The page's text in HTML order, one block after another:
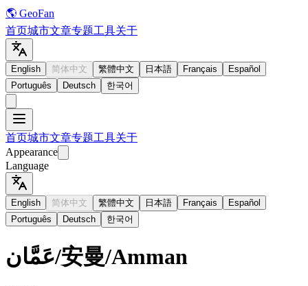
🌎 GeoFan
首页城市文章专题工具关于
English 简体中文 繁體中文 日本語 Français
Español
Português
Deutsch 한국어
首页城市文章专题工具关于
Appearance
Language
English 简体中文 繁體中文 日本語 Français
Español
Português
Deutsch 한국어
عَمَّان/安曼/Amman